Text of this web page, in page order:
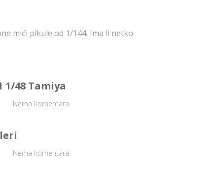
mići pikule od 1/144. Ima li netko
1/48 Tamiya
Nema komentara
Nema komentara